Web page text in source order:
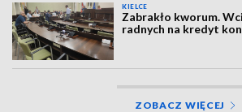
KIELCE
Zabrakło kworum.
radnych na kredyt
ZOBACZ WIĘCEJ